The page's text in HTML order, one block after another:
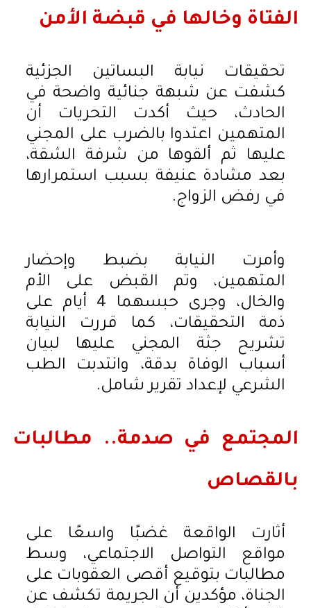
الفتاة وخالها في قبضة الأمن
تحقيقات نيابة البساتين الجزئية
كشفت عن شبهة جنائية واضحة في
الحادث، حيث أكدت التحريات أن
المتهمين اعتدوا بالضرب على المجني
عليها ثم ألقوها من شرفة الشقة،
بعد مشادة عنيفة بسبب استمرارها
في رفض الزواج.
وأمرت النيابة بضبط وإحضار
المتهمين، وتم القبض على الأم
والخال، وجرى حبسهما 4 أيام على
ذمة التحقيقات، كما قررت النيابة
تشريح جثة المجني عليها لبيان
أسباب الوفاة بدقة، وانتدبت الطب
الشرعي لإعداد تقرير شامل.
المجتمع في صدمة.. مطالبات
بالقصاص
أثارت الواقعة غضبًا واسعًا على
مواقع التواصل الاجتماعي، وسط
مطالبات بتوقيع أقصى العقوبات على
الجناة، مؤكدين أن الجريمة تكشف عن